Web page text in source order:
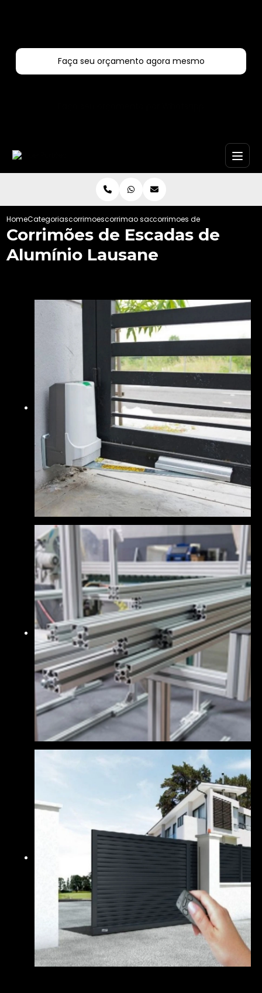
Faça seu orçamento agora mesmo
HomeCategoriascorrimoescorrimao sao paulocorrimoes de escadas de
Corrimões de Escadas de
Alumínio Lausane